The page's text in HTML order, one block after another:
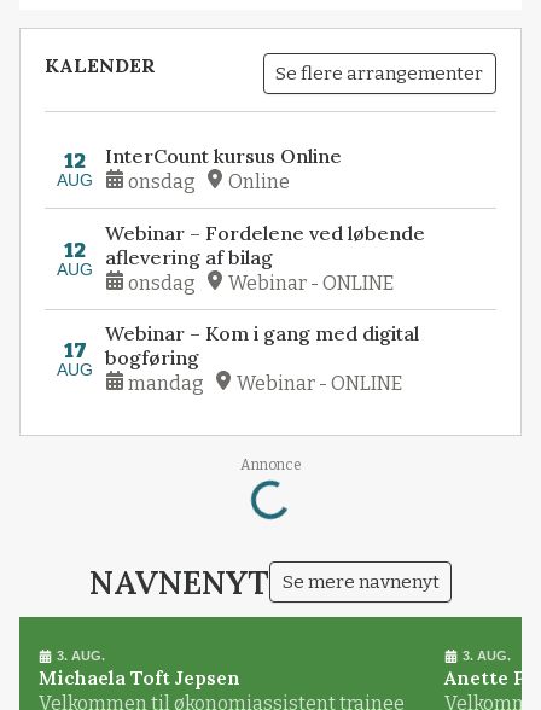
KALENDER Se flere arrangementer
12
AUG
InterCount kursus Online
onsdag Online
12
AUG
Webinar – Fordelene ved løbende
aflevering af bilag
onsdag Webinar - ONLINE
17
AUG
Webinar – Kom i gang med digital
bogføring
mandag Webinar - ONLINE
Annonce
Loading...
NAVNENYT Se mere navnenyt
3. AUG.
Michaela Toft Jepsen
Velkommen til økonomiassistent trainee
3. AUG.
Anette